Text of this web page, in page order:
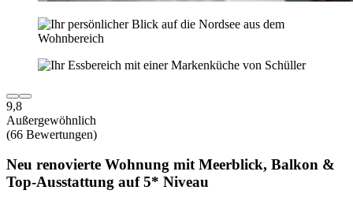
9,8
Außergewöhnlich
(66 Bewertungen)
Neu renovierte Wohnung mit Meerblick, Balkon &
Top-Ausstattung auf 5* Niveau